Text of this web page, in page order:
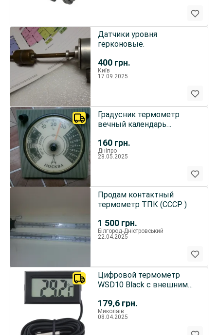
400 грн.
Датчики уровня
герконовые.
Київ
17.09.2025
160 грн.
Градусник термометр
вечный календарь
Дніпро
28.05.2025
1 500 грн.
Продам контактный
термометр ТПК (СССР )
Білгород-Дністровський
22.04.2025
179,6 грн.
Цифровой термометр
WSD10 Black с внешним
'С.
Миколаїв
08.04.2025